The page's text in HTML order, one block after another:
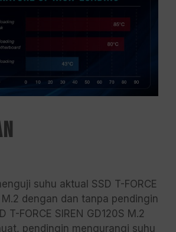
suhu aktual SSD T-FORCE
dengan dan tanpa pendingin
T-FORCE SIREN GD120S M.2
pendingin mengurangi suhu